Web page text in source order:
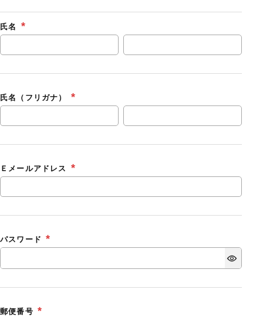
氏名
氏名（フリガナ）
Ｅメールアドレス
パスワード
郵便番号